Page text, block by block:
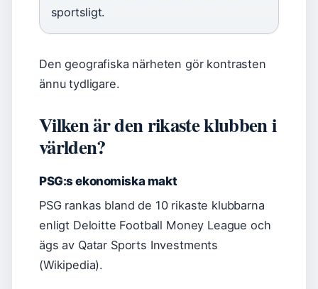
sportsligt.
Den geografiska närheten gör kontrasten
ännu tydligare.
Vilken är den rikaste klubben i
världen?
PSG:s ekonomiska makt
PSG rankas bland de 10 rikaste klubbarna
enligt Deloitte Football Money League och
ägs av Qatar Sports Investments
(Wikipedia).